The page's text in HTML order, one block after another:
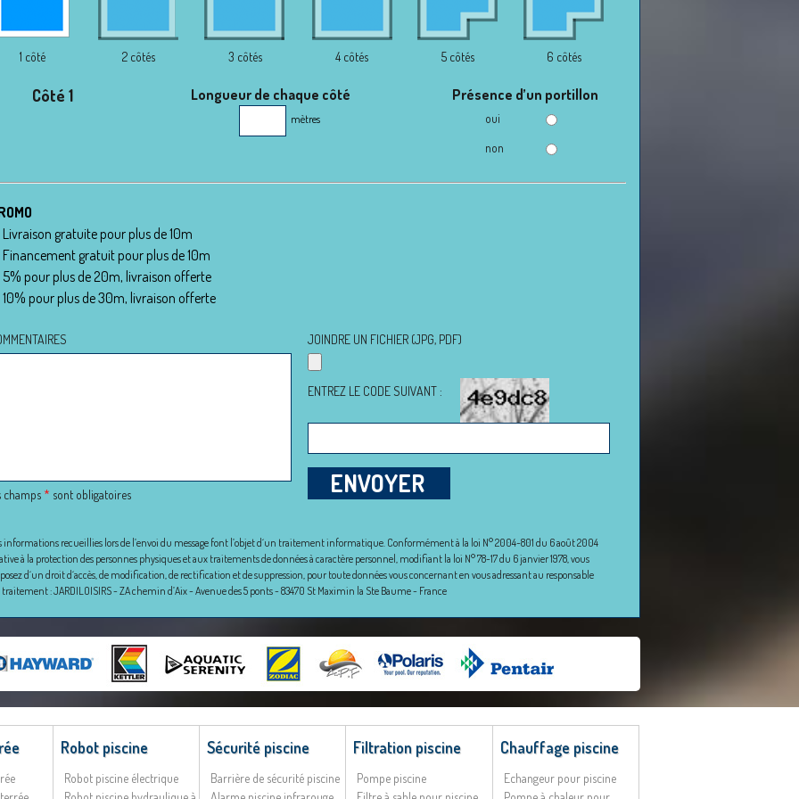
1 côté 2 côtés 3 côtés 4 côtés 5 côtés 6 côtés
Côté 1 Longueur de chaque côté
mètres
Présence d’un portillon
oui
non
Livraison gratuite pour plus de 10m
Financement gratuit pour plus de 10m
5% pour plus de 20m, livraison offerte
10% pour plus de 30m, livraison offerte
champs * sont obligatoires
JOINDRE UN FICHIER (JPG, PDF)
ENTREZ LE CODE SUIVANT :
ENVOYER
informations recueillies lors de l’envoi du message font l’objet d´un traitement informatique. Conformément à la loi N° 2004-801 du 6 août 2004
à la protection des personnes physiques et aux traitements de données à caractère personnel, modifiant la loi N° 78-17 du 6 janvier 1978, vous
d´un droit d´accès, de modification, de rectification et de suppression, pour toute données vous concernant en vous adressant au responsable
: JARDILOISIRS - ZA chemin d’Aix - Avenue des 5 ponts - 83470 St Maximin la Ste Baume - France
Robot piscine
Robot piscine électrique
Sécurité piscine
Barrière de sécurité piscine
Filtration piscine
Pompe piscine
Chauffage piscine
Echangeur pour piscine